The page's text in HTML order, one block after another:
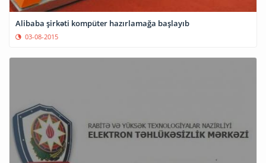
Alibaba şirkəti kompüter hazırlamağa başlayıb
03-08-2015